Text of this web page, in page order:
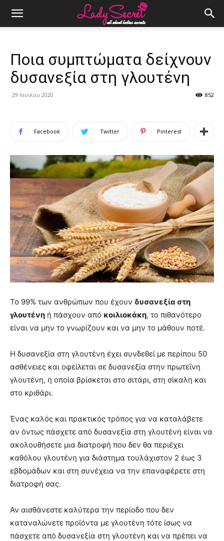
Ποια συμπτώματα δείχνουν
δυσανεξία στη γλουτένη
29 Ιουνίου 2020 852
Facebook Twitter Pinterest
Το 99% των ανθρώπων που έχουν δυσανεξία στη
γλουτένη ή πάσχουν από κοιλιοκάκη, το πιθανότερο
είναι να μην το γνωρίζουν και να μην το μάθουν ποτέ.
Η δυσανεξία στη γλουτένη έχει συνδεθεί με περίπου 50
ασθένειες και οφείλεται σε δυσανεξία στην πρωτεΐνη
γλουτένη, η οποία βρίσκεται στο σιτάρι, στη σίκαλη και
στο κριθάρι.
Ένας καλός και πρακτικός τρόπος για να καταλάβετε
αν όντως πάσχετε από δυσανεξία στη γλουτένη είναι να
ακολουθήσετε μια διατροφή που δεν θα περιέχει
καθόλου γλουτένη για διάστημα τουλάχιστον 2 έως 3
εβδομάδων και στη συνέχεια να την επαναφέρετε στη
διατροφή σας.
Αν αισθάνεστε καλύτερα την περίοδο που δεν
καταναλώνετε προϊόντα με γλουτένη τότε ίσως να
πάσχετε από δυσανεξία στη γλουτένη και να πρέπει να